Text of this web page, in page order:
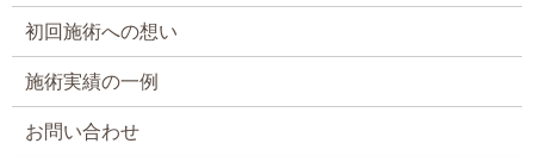
初回施術への想い
施術実績の一例
お問い合わせ